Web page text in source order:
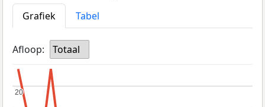
Grafiek
Tabel
Afloop: Totaal
20
20